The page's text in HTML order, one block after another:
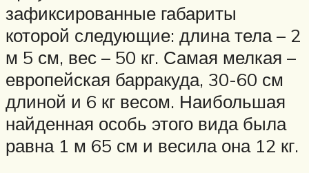
зафиксированные габариты
которой следующие: длина тела – 2
м 5 см, вес – 50 кг. Самая мелкая –
европейская барракуда, 30-60 см
длиной и 6 кг весом. Наибольшая
найденная особь этого вида была
равна 1 м 65 см и весила она 12 кг.